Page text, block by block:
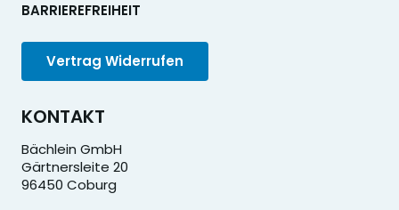
BARRIEREFREIHEIT
Vertrag Widerrufen
KONTAKT
Bächlein GmbH
Gärtnersleite 20
96450 Coburg